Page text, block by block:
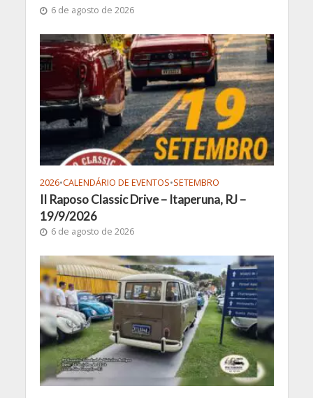
6 de agosto de 2026
2026•CALENDÁRIO DE EVENTOS•SETEMBRO
II Raposo Classic Drive – Itaperuna, RJ –
19/9/2026
6 de agosto de 2026